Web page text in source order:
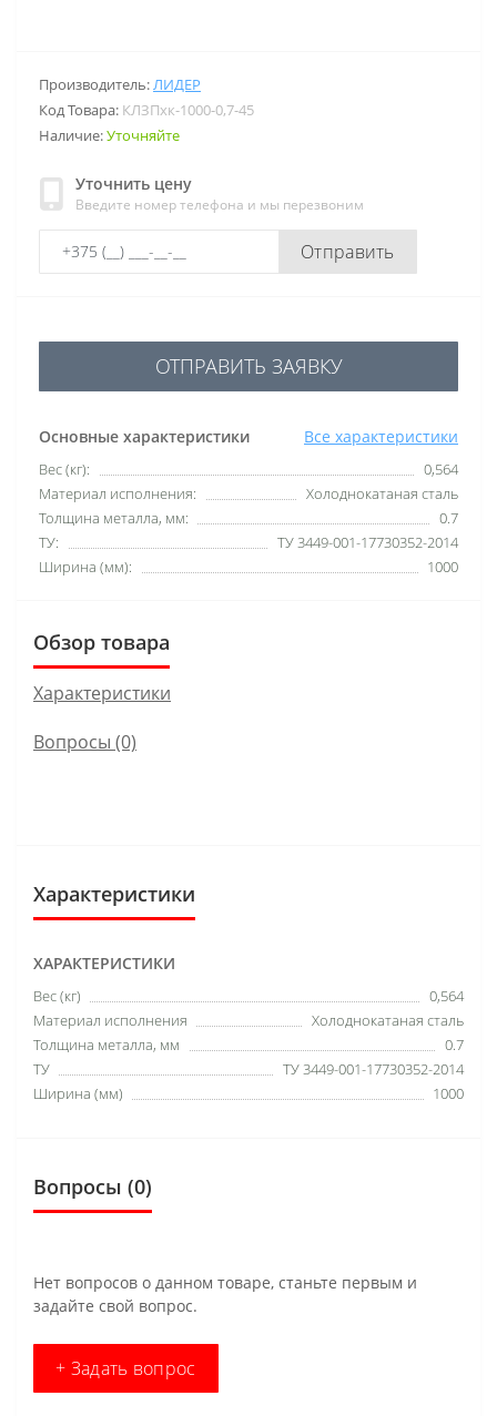
Производитель:ЛИДЕР
Код Товара: КЛЗПхк-1000-0,7-45
Наличие:Уточняйте
Уточнить цену
Введите номер телефона и мы перезвоним
Отправить
Основные характеристики Все характеристики
Вес (кг):
0,564
Материал исполнения:
Холоднокатаная сталь
Толщина металла, мм:
0.7
ТУ:
ТУ 3449-001-17730352-2014
Ширина (мм):
1000
ОТПРАВИТЬ ЗАЯВКУ
Обзор товара
Характеристики
Вопросы (0)
Характеристики
ХАРАКТЕРИСТИКИ
Вес (кг)
0,564
Материал исполнения
Холоднокатаная сталь
Толщина металла, мм
0.7
ТУ
ТУ 3449-001-17730352-2014
Ширина (мм)
1000
Вопросы (0)
Нет вопросов о данном товаре, станьте первым и
задайте свой вопрос.
+ Задать вопрос